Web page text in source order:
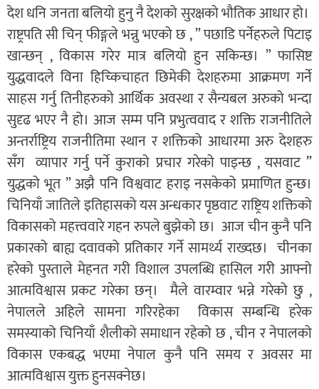
देश धनि जनता बलियो हुनु नै देशको सुरक्षको भौतिक आधार हो।
राष्ट्रपति सी चिन् फीङ्गले भन्नु भएको छ , ” पछाडि पर्नेहरुले पिटाइ
खान्छन् , विकास गरेर मात्र बलियो हुन सकिन्छ। ” फासिष्ट
युद्धवादले विना हिच्किचाहत छिमेकी देशहरुमा आक्रमण गर्ने
साहस गर्नु तिनीहरुको आर्थिक अवस्था र सैन्यबल अरुको भन्दा
सुदृढ भएर नै हो। आज सम्म पनि प्रभुत्ववाद र शक्ति राजनीतिले
अन्तर्राष्ट्रिय राजनीतिमा स्थान र शक्तिको आधारमा अरु देशहरु
सँग व्यापार गर्नु पर्ने कुराको प्रचार गरेको पाइन्छ , यसवाट ”
युद्धको भूत ” अझै पनि विश्ववाट हराइ नसकेको प्रमाणित हुन्छ।
चिनियाँ जातिले इतिहासको यस अन्धकार पृष्ठवाट राष्ट्रिय शक्तिको
विकासको महत्त्ववारे गहन रुपले बुझेको छ। आज चीन कुनै पनि
प्रकारको बाह्य दवावको प्रतिकार गर्ने सामर्थ्य राख्दछ। चीनका
हरेको पुस्ताले मेहनत गरी विशाल उपलब्धि हासिल गरी आफ्नो
आत्मविश्वास प्रकट गरेका छन्। मैले वारम्वार भन्ने गरेको छु ,
नेपालले अहिले सामना गरिरहेका विकास सम्बन्धि हरेक
समस्याको चिनियाँ शैलीको समाधान रहेको छ , चीन र नेपालको
विकास एकबद्ध भएमा नेपाल कुनै पनि समय र अवसर मा
आत्मविश्वास युक्त हुनसक्नेछ।